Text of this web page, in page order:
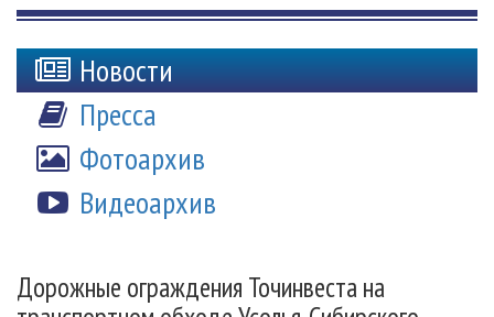
Новости
Пресса
Фотоархив
Видеоархив
Дорожные ограждения Точинвеста на